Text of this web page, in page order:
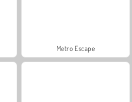
Metro Escape